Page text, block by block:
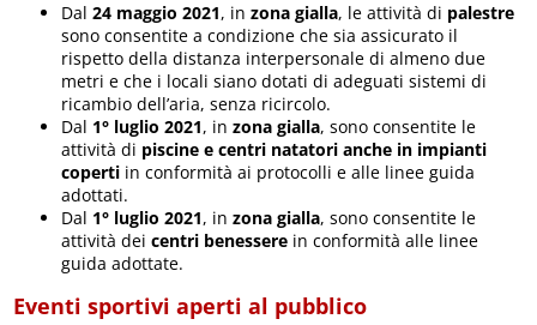
Dal 24 maggio 2021, inzona gialla, le attività di palestre
sono consentite a condizione che sia assicurato il
rispetto della distanza interpersonale di almeno due
metri e che i locali siano dotati di adeguati sistemi di
ricambio dell’aria, senza ricircolo.
Dal 1° luglio 2021, inzona gialla, sono consentite le
attività di piscine e centri natatori anche in impianti
coperti in conformità ai protocolli e alle linee guida
adottati.
Dal 1° luglio 2021, in zona gialla, sono consentite le
attività deicentri benessere in conformità alle linee
guida adottate.
Eventi sportivi aperti al pubblico